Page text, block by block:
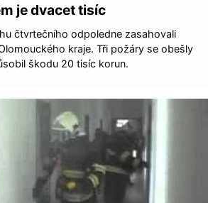
je dvacet tisíc
čtvrtečního odpoledne zasahovali
kraje. Tři požáry se obešly
škodu 20 tisíc korun.